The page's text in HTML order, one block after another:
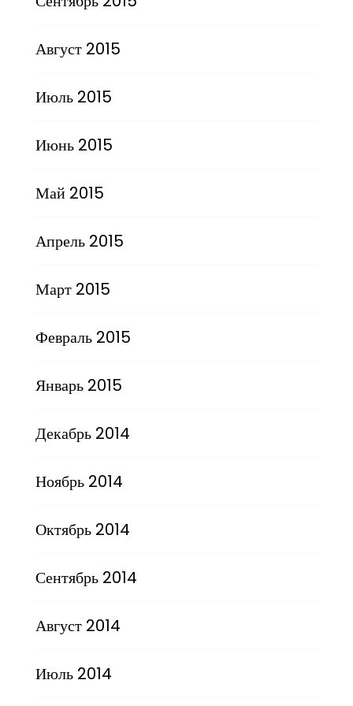
Август 2015
Июль 2015
Июнь 2015
Май 2015
Апрель 2015
Март 2015
Февраль 2015
Январь 2015
Декабрь 2014
Ноябрь 2014
Октябрь 2014
Сентябрь 2014
Август 2014
Июль 2014